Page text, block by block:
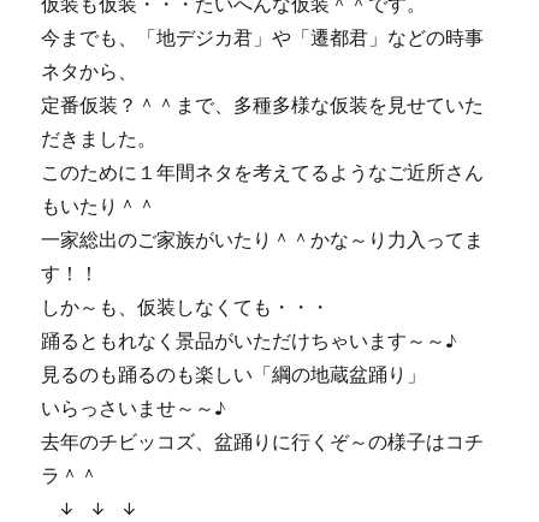
今までも、「地デジカ君」や「遷都君」などの時事
ネタから、
定番仮装？＾＾まで、多種多様な仮装を見せていた
だきました。
このために１年間ネタを考えてるようなご近所さん
もいたり＾＾
一家総出のご家族がいたり＾＾かな～り力入ってま
す！！
しか～も、仮装しなくても・・・
踊るともれなく景品がいただけちゃいます～～♪
見るのも踊るのも楽しい「綱の地蔵盆踊り」
いらっさいませ～～♪
去年のチビッコズ、盆踊りに行くぞ～の様子はコチ
ラ＾＾
↓ ↓ ↓